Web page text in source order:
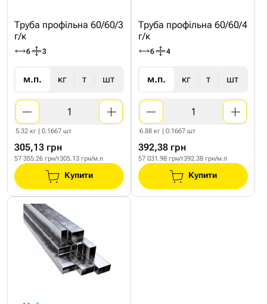
Труба профільна 60/60/3
г/к
6 3
м.п. кг т шт
5.32 кг | 0.1667 шт
305,13 грн
57 355.26 грн/т305.13 грн/м.п
Купити
Труба профільна 60/60/4
г/к
6 4
м.п. кг т шт
6.88 кг | 0.1667 шт
392,38 грн
57 031.98 грн/т392.38 грн/м.п
Купити